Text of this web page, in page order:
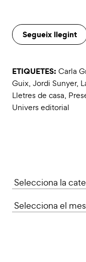
Segueix llegint
ETIQUETES: Carla
Guix, Jordi Sunyer,
Lletres de casa,
Univers editorial
Categories